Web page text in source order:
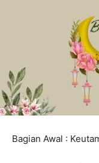
Bagian Awal :